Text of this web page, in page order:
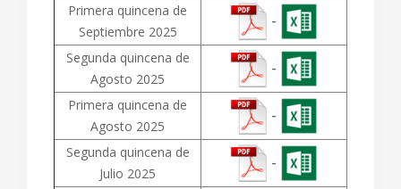
Primera quincena de
Septiembre 2025
-
Segunda quincena de
Agosto 2025
-
Primera quincena de
Agosto 2025
-
Segunda quincena de
Julio 2025
-